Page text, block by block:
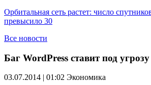
Орбитальная сеть растет: число
превысило 30
Все новости
Баг WordPress ставит под
03.07.2014 | 01:02 Экономика